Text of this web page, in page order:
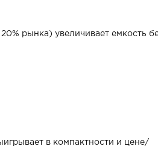
рынка) увеличивает емкость
в компактности и цене/